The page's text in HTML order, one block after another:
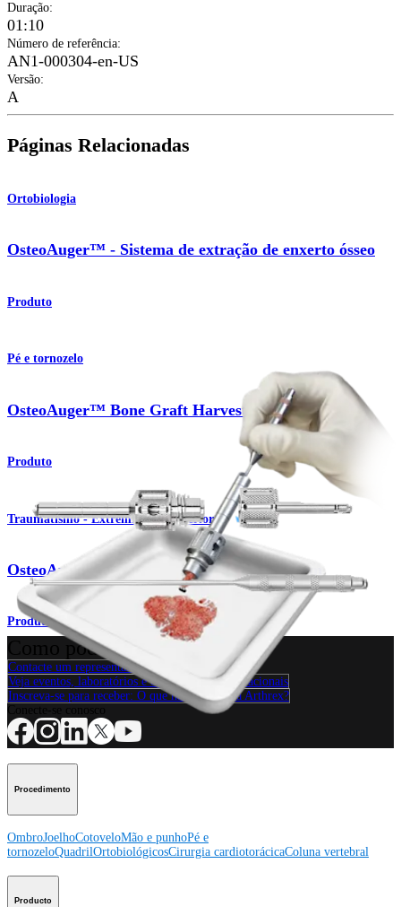
Duração:
01:10
Número de referência:
AN1-000304-en-US
Versão:
A
Páginas Relacionadas
Ortobiologia
OsteoAuger™ - Sistema de extração de enxerto ósseo
Produto
Pé e tornozelo
OsteoAuger™ Bone Graft Harvesting System
Produto
Traumatismo - Extremidades superiores
OsteoAuger™ Bone Graft Harvesting System
Produto
Como podemos ajudar?
Contacte um representante
Veja eventos, laboratórios e oportunidades educacionais
Inscreva-se para receber: O que há de novo na Arthrex?
Procedimento
OmbroJoelhoCotoveloMão e punhoPé e
tornozeloQuadrilOrtobiológicosCirurgia cardiotorácicaColuna vertebral
Producto